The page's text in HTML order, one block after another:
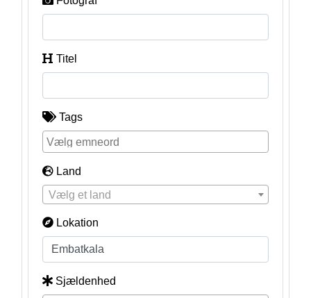
Titel
Tags
Land
Vælg et land
Lokation
Sjældenhed